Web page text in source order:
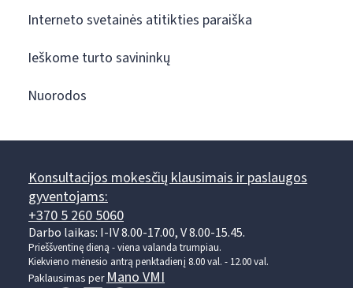
Interneto svetainės atitikties paraiška
Ieškome turto savininkų
Nuorodos
Konsultacijos mokesčių klausimais ir paslaugos
gyventojams:
+370 5 260 5060
Darbo laikas: I-IV 8.00-17.00, V 8.00-15.45.
Prieššventinę dieną - viena valanda trumpiau.
Kiekvieno mėnesio antrą penktadienį 8.00 val. - 12.00 val.
Paklausimas perMano VMI